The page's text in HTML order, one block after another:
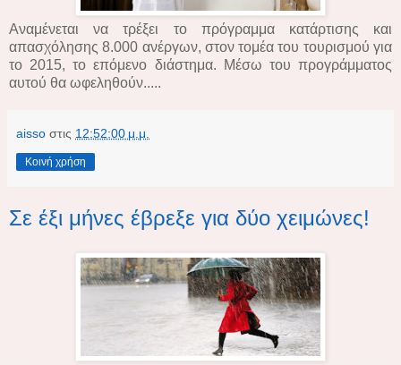
Αναμένεται να τρέξει το πρόγραμμα κατάρτισης και
απασχόλησης 8.000 ανέργων, στον τομέα του τουρισμού για
το 2015, το επόμενο διάστημα. Μέσω του προγράμματος
αυτού θα ωφεληθούν.....
aisso στις 12:52:00 μ.μ.
Κοινή χρήση
Σε έξι μήνες έβρεξε για δύο χειμώνες!